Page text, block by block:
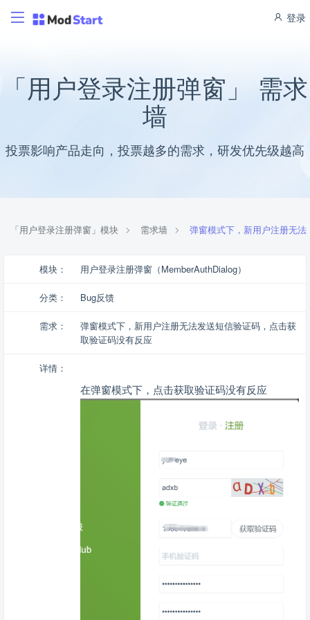
登录
「用户登录注册弹窗」 需求
墙
投票影响产品走向，投票越多的需求，研发优先级越高
「用户登录注册弹窗」模块 需求墙 弹窗模式下，新用户注册无
模块： 用户登录注册弹窗（MemberAuthDialog）
分类： Bug反馈
需求：
弹窗模式下，新用户注册无法发送短信验证码，点击获
取验证码没有反应
详情：
在弹窗模式下，点击获取验证码没有反应